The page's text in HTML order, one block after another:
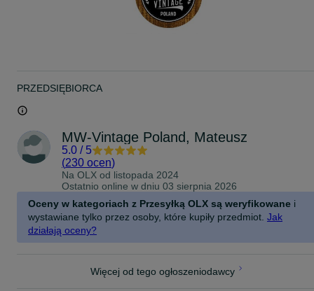
PRZEDSIĘBIORCA
MW-Vintage Poland, Mateusz
5.0 / 5
(230 ocen)
Na OLX od listopada 2024
Ostatnio online w dniu 03 sierpnia 2026
Oceny w kategoriach z Przesyłką OLX są weryfikowane i
wystawiane tylko przez osoby, które kupiły przedmiot. Jak
działają oceny?
Więcej od tego ogłoszeniodawcy